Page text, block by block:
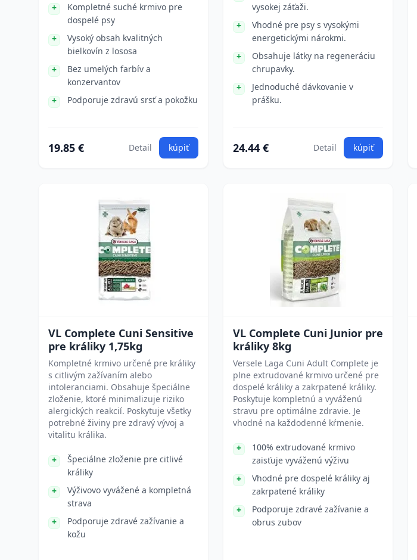
Kompletné suché krmivo pre
dospelé psy
Vysoký obsah kvalitných
bielkovín z lososa
Bez umelých farbív a
konzervantov
Podporuje zdravú srsť a pokožku
19.85 € Detail kúpiť
vysokej záťaži.
Vhodné pre psy s vysokými
energetickými nárokmi.
Obsahuje látky na regeneráciu
chrupavky.
Jednoduché dávkovanie v
prášku.
24.44 € Detail kúpiť
VL Complete Cuni Sensitive
pre králiky 1,75kg
Kompletné krmivo určené pre králiky
s citlivým zažívaním alebo
intoleranciami. Obsahuje špeciálne
zloženie, ktoré minimalizuje riziko
alergických reakcií. Poskytuje všetky
potrebné živiny pre zdravý vývoj a
vitalitu králika.
Špeciálne zloženie pre citlivé
králiky
Výživovo vyvážené a kompletná
strava
Podporuje zdravé zažívanie a
kožu
VL Complete Cuni Junior pre
králiky 8kg
Versele Laga Cuni Adult Complete je
plne extrudované krmivo určené pre
dospelé králiky a zakrpatené králiky.
Poskytuje kompletnú a vyváženú
stravu pre optimálne zdravie. Je
vhodné na každodenné kŕmenie.
100% extrudované krmivo
zaisťuje vyváženú výživu
Vhodné pre dospelé králiky aj
zakrpatené králiky
Podporuje zdravé zažívanie a
obrus zubov